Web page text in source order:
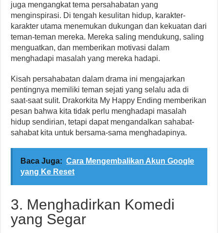
juga mengangkat tema persahabatan yang
menginspirasi. Di tengah kesulitan hidup, karakter-
karakter utama menemukan dukungan dan kekuatan dari
teman-teman mereka. Mereka saling mendukung, saling
menguatkan, dan memberikan motivasi dalam
menghadapi masalah yang mereka hadapi.
Kisah persahabatan dalam drama ini mengajarkan
pentingnya memiliki teman sejati yang selalu ada di
saat-saat sulit. Drakorkita My Happy Ending memberikan
pesan bahwa kita tidak perlu menghadapi masalah
hidup sendirian, tetapi dapat mengandalkan sahabat-
sahabat kita untuk bersama-sama menghadapinya.
Baca Juga: Cara Mengembalikan Akun Google
yang Ke Reset
3. Menghadirkan Komedi
yang Segar